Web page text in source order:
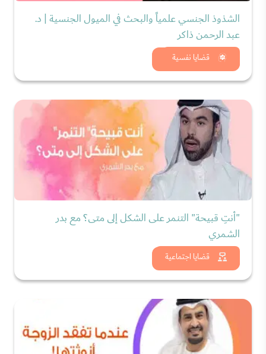
قضايا نفسية
الشذوذ الجنسي علمياً والبحث في الميول الجنسية | د.
عبد الرحمن ذاكر
شاهد الان
قضايا اجتماعية
"أنتِ قبيحة" التنمر على الشكل إلى متى؟ مع بدر
الشمري
شاهد الان